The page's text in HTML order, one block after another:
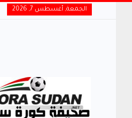
الجمعة, أغسطس 7, 2026